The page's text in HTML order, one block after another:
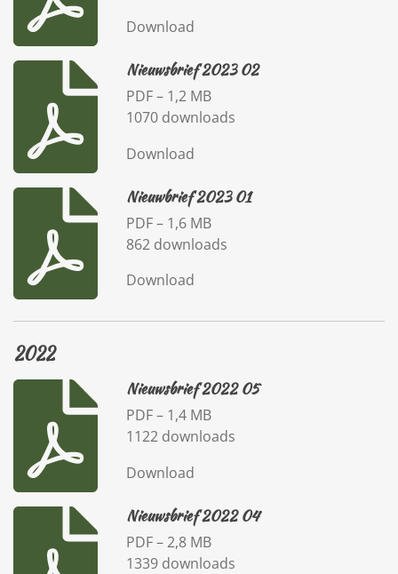
Download
Nieuwsbrief 2023 02
PDF – 1,2 MB
1070 downloads
Download
Nieuwbrief 2023 01
PDF – 1,6 MB
862 downloads
Download
2022
Nieuwsbrief 2022 05
PDF – 1,4 MB
1122 downloads
Download
Nieuwsbrief 2022 04
PDF – 2,8 MB
1339 downloads